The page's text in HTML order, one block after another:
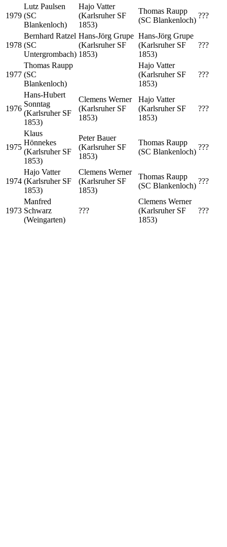
1979
Lutz Paulsen
(SC
Blankenloch)
Hajo Vatter
(Karlsruher SF
1853)
Thomas Raupp
(SC Blankenloch)
???
1978
Bernhard Ratzel
(SC
Untergrombach)
Hans-Jörg Grupe
(Karlsruher SF
1853)
Hans-Jörg Grupe
(Karlsruher SF
1853)
???
1977
Thomas Raupp
(SC
Blankenloch)
Hajo Vatter
(Karlsruher SF
1853)
???
1976
Hans-Hubert
Sonntag
(Karlsruher SF
1853)
Clemens Werner
(Karlsruher SF
1853)
Hajo Vatter
(Karlsruher SF
1853)
???
1975
Klaus
Hönnekes
(Karlsruher SF
1853)
Peter Bauer
(Karlsruher SF
1853)
Thomas Raupp
(SC Blankenloch)
???
1974
Hajo Vatter
(Karlsruher SF
1853)
Clemens Werner
(Karlsruher SF
1853)
Thomas Raupp
(SC Blankenloch)
???
1973
Manfred
Schwarz
(Weingarten)
???
Clemens Werner
(Karlsruher SF
1853)
???